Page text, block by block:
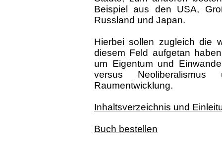
Beispiel aus den USA,
Russland und Japan.
Hierbei sollen zugleich die
diesem Feld aufgetan
um Eigentum und
versus
Raumentwicklung.
Inhaltsverzeichnis und
Buch bestellen